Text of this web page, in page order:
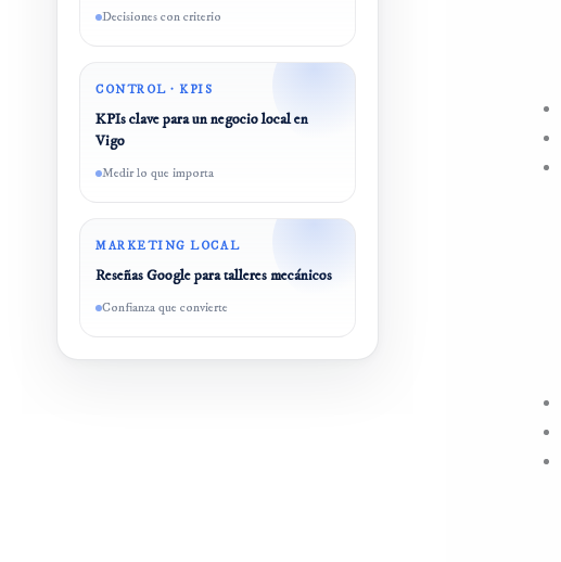
Decisiones con criterio
CONTROL · KPIS
KPIs clave para un negocio local en
Vigo
Medir lo que importa
MARKETING LOCAL
Reseñas Google para talleres mecánicos
Confianza que convierte